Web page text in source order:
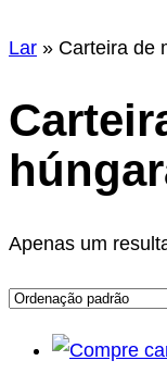
Lar » Carteira de
Apenas um